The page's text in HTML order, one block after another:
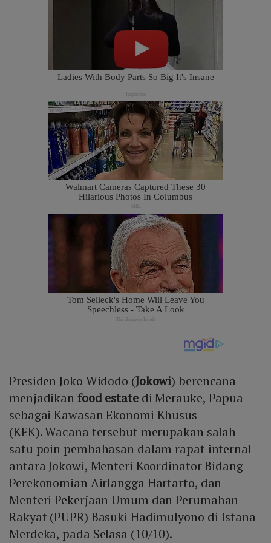
Presiden Joko Widodo (Jokowi) berencana
menjadikan food estatedi Merauke, Papua
sebagai Kawasan Ekonomi Khusus
(KEK). Wacana tersebut merupakan salah
satu poin pembahasan dalam rapat internal
antara Jokowi, Menteri Koordinator Bidang
Perekonomian Airlangga Hartarto, dan
Menteri Pekerjaan Umum dan Perumahan
Rakyat (PUPR) Basuki Hadimulyono di Istana
Merdeka, pada Selasa (10/10).